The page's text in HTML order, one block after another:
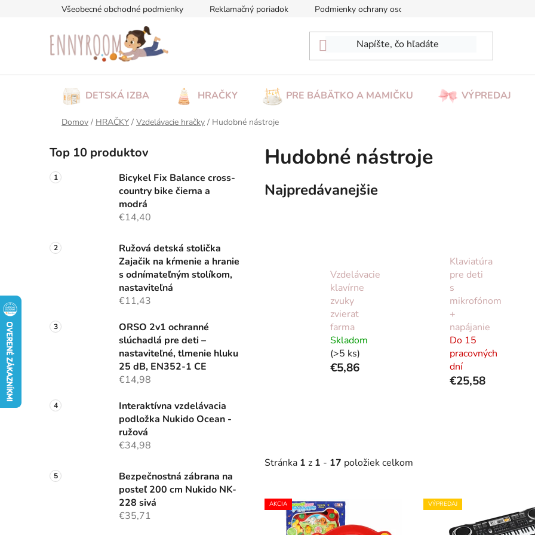
Všeobecné obchodné podmienky Reklamačný poriadok Podmienky ochrany osobných údajov
DETSKÁ IZBA HRAČKY PRE BÁBÄTKO A MAMIČKU VÝPREDAJ
Domov / HRAČKY / Vzdelávacie hračky / Hudobné nástroje
o
č
n
n
Top 10 produktov
Bicykel Fix Balance cross-
country bike čierna a
modrá
€14,40
Ružová detská stolička
Zajačik na kŕmenie a hranie
s odnímateľným stolíkom,
nastaviteľná
€11,43
ORSO 2v1 ochranné
slúchadlá pre deti –
nastaviteľné, tlmenie hluku
25 dB, EN352-1 CE
€14,98
Interaktívna vzdelávacia
podložka Nukido Ocean -
ružová
€34,98
Bezpečnostná zábrana na
posteľ 200 cm Nukido NK-
228 sivá
€35,71
Hudobné nástroje
Najpredávanejšie
Vzdelávacie
klavírne
zvuky
zvierat
farma
Skladom
(>5 ks)
€5,86
Klaviatúra
pre deti
s
mikrofónom
+
napájanie
Do 15
pracovných
dní
€25,58
Stránka 1 z 1 - 17 položiek celkom
V
ý
AKCIA VÝPREDAJ